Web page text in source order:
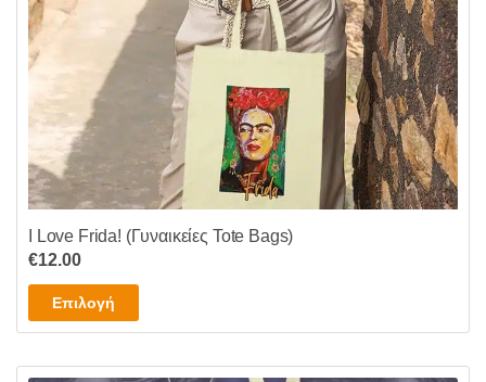
I Love Frida! (Γυναικείες Tote Bags)
€12.00
Επιλογή
το
έχει